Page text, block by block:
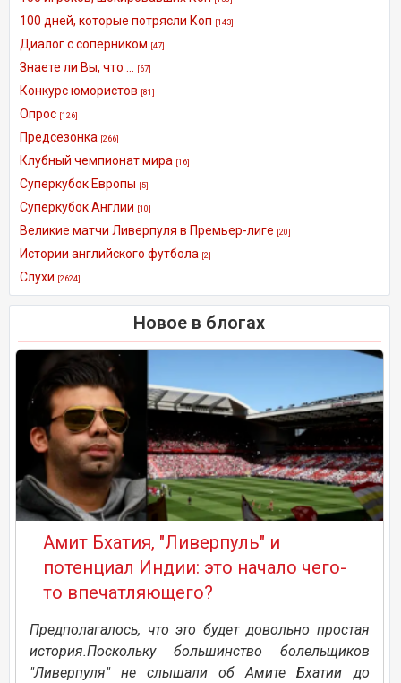
100 дней, которые потрясли Коп [143]
Диалог с соперником [47]
Знаете ли Вы, что ... [67]
Конкурс юмористов [81]
Опрос [126]
Предсезонка [266]
Клубный чемпионат мира [16]
Суперкубок Европы [5]
Суперкубок Англии [10]
Великие матчи Ливерпуля в Премьер-лиге [20]
Истории английского футбола [2]
Слухи [2624]
Новое в блогах
Амит Бхатия, "Ливерпуль" и
потенциал Индии: это начало чего-
то впечатляющего?
Предполагалось, что это будет довольно простая
история.Поскольку большинство болельщиков
"Ливерпуля" не слышали об Амите Бхатии до